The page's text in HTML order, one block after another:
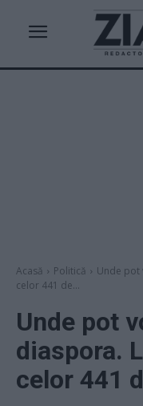
Acasă Politică
Unde pot
celor 441 de...
Unde pot
diaspora.
celor 441